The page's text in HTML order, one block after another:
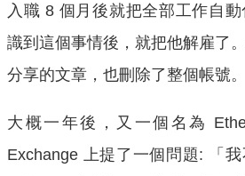
入職 8 個月後就把全部工作自
識到這個事情後，就把他解雇了
分享的文章，也刪除了整個帳號。
大概一年後，又一個名為
Exchange 上提了一個問題: 「